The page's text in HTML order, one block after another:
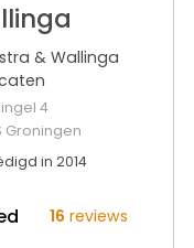
& Wallinga
4
Groningen
in 2014
16 reviews